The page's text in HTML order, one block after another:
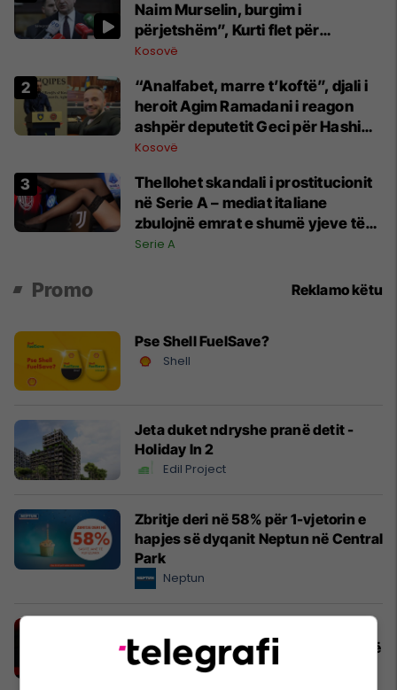
Naim Murselin, burgim i
përjetshëm”, Kurti flet për
deklaratën e deputetit Geci
Kosovë
“Analfabet, marre t’koftë”, djali i
heroit Agim Ramadani i reagon
ashpër deputetit Geci për Hashim
Thaçin
Kosovë
Thellohet skandali i prostitucionit
në Serie A – mediat italiane
zbulojnë emrat e shumë yjeve të
përfshirë
Serie A
Promo Reklamo këtu
Pse Shell FuelSave?
Shell
Jeta duket ndryshe pranë detit -
Holiday In 2
Edil Project
Zbritje deri në 58% për 1-vjetorin e
hapjes së dyqanit Neptun në Central
Park
Neptun
Gomat verore Lassa, zgjedhja e parë
e shoferëve në Kosovë